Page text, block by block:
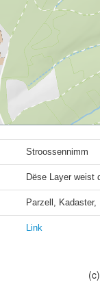
Stroossennimm
Dëse Layer weist
Parzell,
Link